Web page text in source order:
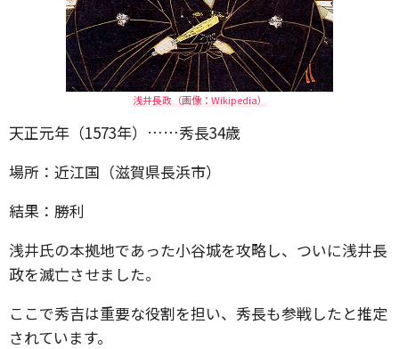
浅井長政（画像：Wikipedia）
天正元年（1573年）……秀長34歳
場所：近江国（滋賀県長浜市）
結果：勝利
浅井氏の本拠地であった小谷城を攻略し、ついに浅井長
政を滅亡させました。
ここで秀吉は重要な役割を担い、秀長も参戦したと推定
されています。